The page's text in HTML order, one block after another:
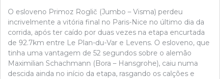
O esloveno Primoz Roglič (Jumbo – Visma) perdeu
incrivelmente a vitória final no Paris-Nice no último dia da
corrida, após ter caído por duas vezes na etapa encurtada
de 92.7km entre Le Plan-du-Var e Levens. O esloveno, que
tinha uma vantagem de 52 segundos sobre o alemão
Maximilian Schachmann (Bora – Hansgrohe), caiu numa
descida ainda no início da etapa, rasgando os calções e